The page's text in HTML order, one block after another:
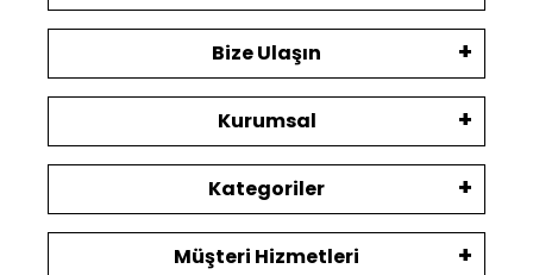
Bize Ulaşın
Kurumsal
Kategoriler
Müşteri Hizmetleri